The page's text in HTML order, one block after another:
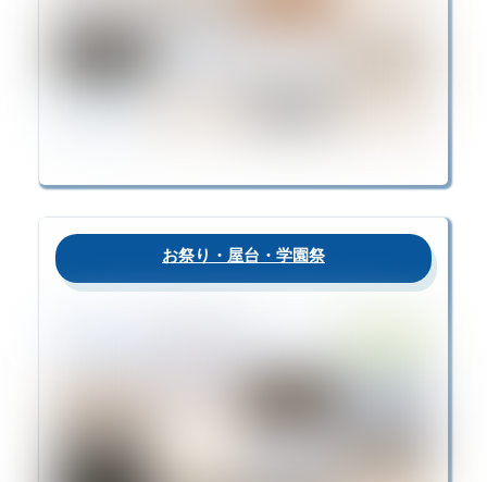
お祭り・屋台・学園祭